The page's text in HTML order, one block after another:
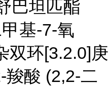
巴坦匹酯
基-7-氧
双环[3.2.0]庚
羧酸 (2,2-二